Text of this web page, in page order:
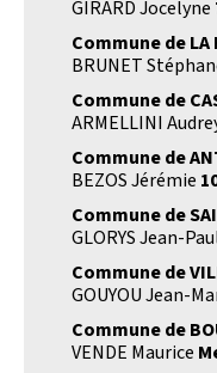
GIRARD Jocelyne
Commune de LA
BRUNET
Commune de
ARMELLINI
Commune de
BEZOS Jérémie
Commune de
GLORYS Jean-
Commune de
GOUYOU Jean-
Commune de
VENDE Maurice